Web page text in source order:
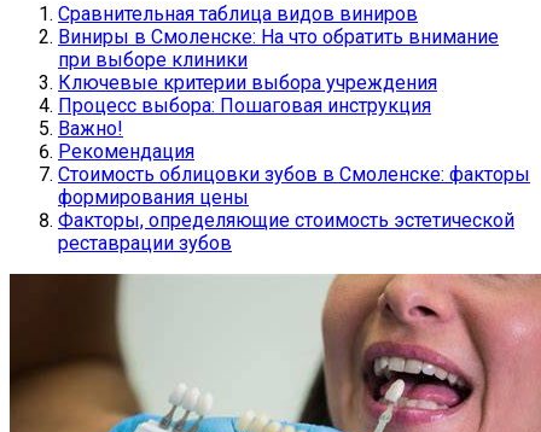
Сравнительная таблица видов виниров
Виниры в Смоленске: На что обратить внимание
при выборе клиники
Ключевые критерии выбора учреждения
Процесс выбора: Пошаговая инструкция
Важно!
Рекомендация
Стоимость облицовки зубов в Смоленске: факторы
формирования цены
Факторы, определяющие стоимость эстетической
реставрации зубов